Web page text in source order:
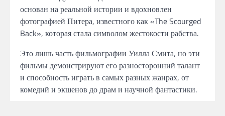
основан на реальной истории и вдохновлен
фотографией Питера, известного как «The Scourged
Back», которая стала символом жестокости рабства.
Это лишь часть фильмографии Уилла Смита, но эти
фильмы демонстрируют его разносторонний талант
и способность играть в самых разных жанрах, от
комедий и экшенов до драм и научной фантастики.